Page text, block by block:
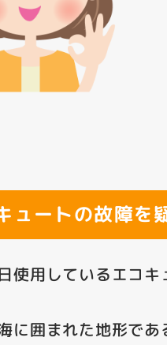
ュートの故障を
使用しているエコキ
に囲まれた地形で